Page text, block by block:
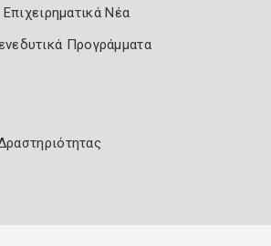
Επιχειρηματικά Νέα
Προγράμματα